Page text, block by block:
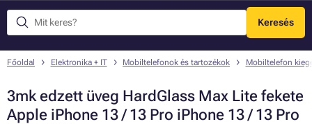
Keresés
Menü
Főoldal Elektronika + IT Mobiltelefonok és tartozékok Mobiltelefon
3mk edzett üveg HardGlass Max Lite fekete
Apple iPhone 13 / 13 Pro iPhone 13 / 13 Pro